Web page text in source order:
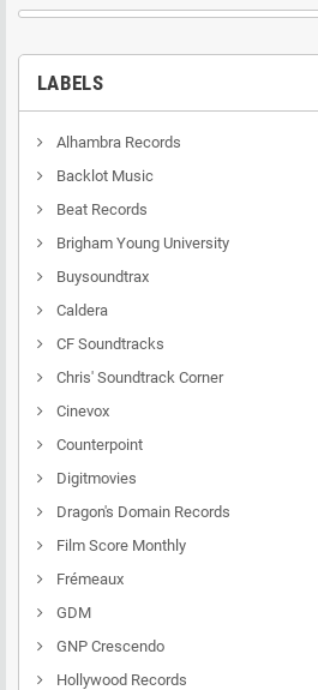
LABELS
Alhambra Records
Backlot Music
Beat Records
Brigham Young University
Buysoundtrax
Caldera
CF Soundtracks
Chris' Soundtrack Corner
Cinevox
Counterpoint
Digitmovies
Dragon's Domain Records
Film Score Monthly
Frémeaux
GDM
GNP Crescendo
Hollywood Records